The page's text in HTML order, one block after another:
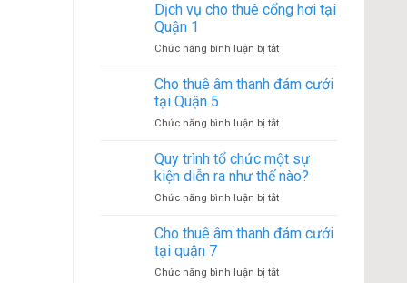
hình
thiết
sự
Dịch vụ cho thuê cổng hơi tại
Quận 1
Chức năng bình luận bị tắtở
vụ
cổng
tại
Quận
Cho thuê âm thanh đám cưới
tại Quận 5
Chức năng bình luận bị tắtở
thuê
âm
thanh
đám
tại
Quy trình tổ chức một sự
kiện diễn ra như thế nào?
Chức năng bình luận bị tắtở
trình
một
Cho thuê âm thanh đám cưới
tại quận 7
Chức năng bình luận bị tắtở